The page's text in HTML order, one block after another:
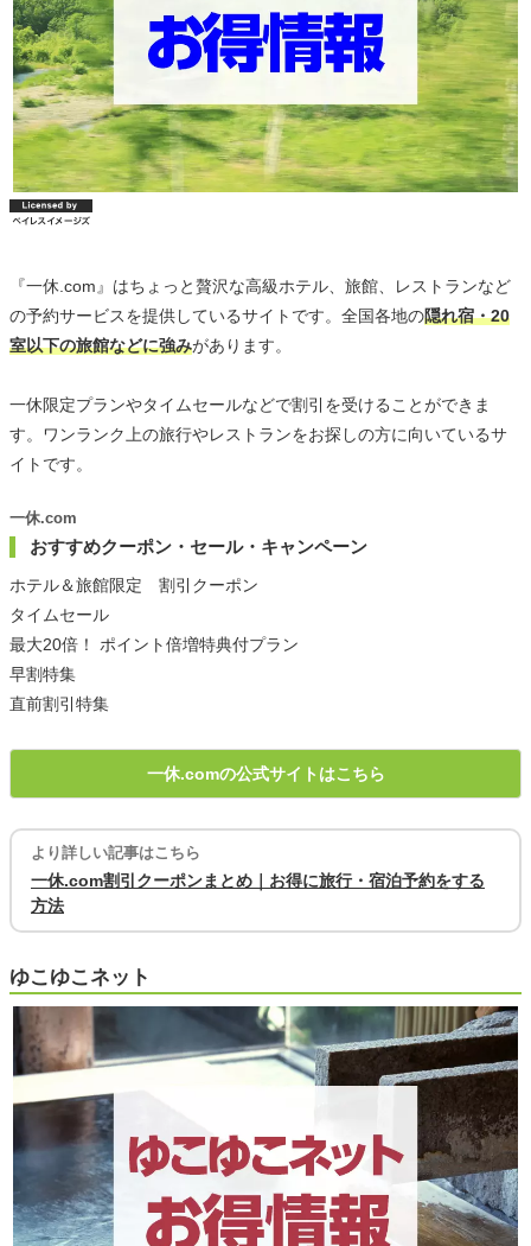
『一休.com』はちょっと贅沢な高級ホテル、旅館、レストランなど
の予約サービスを提供しているサイトです。全国各地の隠れ宿・20
室以下の旅館などに強みがあります。
一休限定プランやタイムセールなどで割引を受けることができま
す。ワンランク上の旅行やレストランをお探しの方に向いているサ
イトです。
おすすめクーポン・セール・キャンペーン
一休.com
ホテル＆旅館限定 割引クーポン
タイムセール
最大20倍！ ポイント倍増特典付プラン
早割特集
直前割引特集
一休.comの公式サイトはこちら
より詳しい記事はこちら
一休.com割引クーポンまとめ｜お得に旅行・宿泊予約をする
方法
ゆこゆこネット